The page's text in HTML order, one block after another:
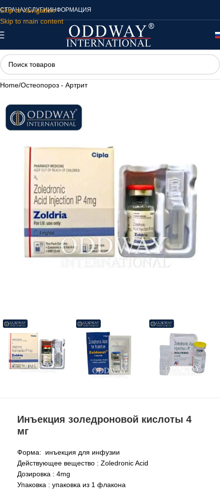
Skip to navigation
Skip to main content
СТРАНАУСЛУГИИНФОРМАЦИЯ
Home/Остеопороз - Артрит
Инъекция золедроновой кислоты 4
мг
Форма: инъекция для инфузии
Действующее вещество : Zoledronic Acid
Дозировка : 4mg
Упаковка : упаковка из 1 флакона